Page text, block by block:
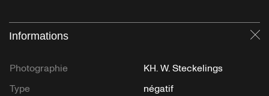
Informations
Photographie
KH. W. Steckelings
Type
négatif